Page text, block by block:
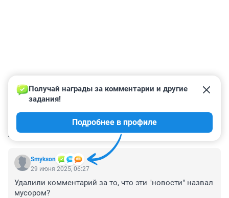
КОММЕНТАРИИ 30
Smykson
Получай награды за комментарии и другие
задания!
Подробнее в профиле
29 июня 2025, 06:27
Удалили комментарий за то, что эти "новости" назвал
мусором?